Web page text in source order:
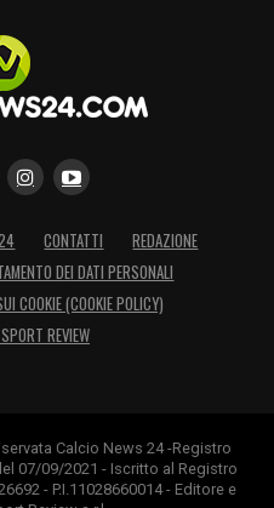
CONTATTI
REDAZIONE
DEI DATI PERSONALI
COOKIE (COOKIE POLICY)
REVIEW
Calcio News 24 -Registro
07/09/2021 - Iscritto al Registro
- P.I.11028660014 - Editore e